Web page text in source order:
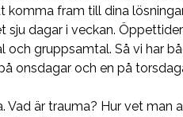
fram till dina
dagar i veckan.
och gruppsamtal. Så vi har
onsdagar och en på
Vad är trauma? Hur vet man